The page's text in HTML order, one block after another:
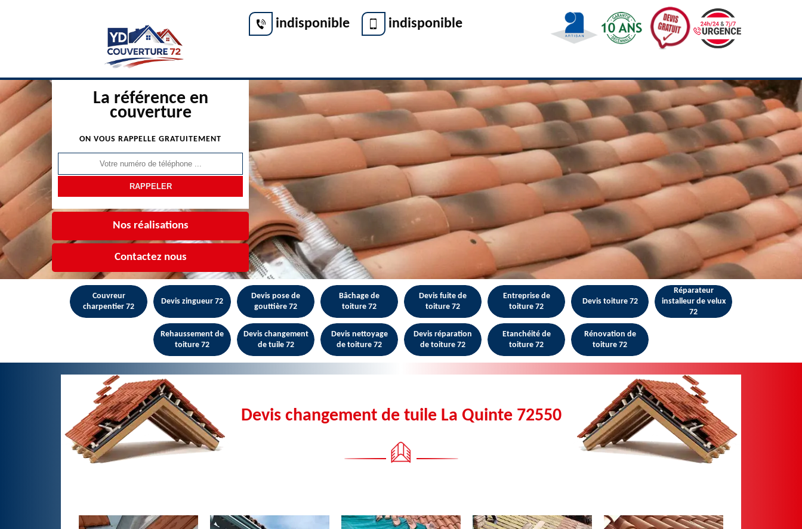
indisponible indisponible
La référence en
couverture
ON VOUS RAPPELLE GRATUITEMENT
Nos réalisations
Contactez nous
Couvreur
charpentier 72
Devis zingueur 72
Devis pose de
gouttière 72
Bâchage de
toiture 72
Devis fuite de
toiture 72
Entreprise de
toiture 72
Devis toiture 72
Réparateur
installeur de velux
72
Rehaussement de
toiture 72
Devis changement
de tuile 72
Devis nettoyage
de toiture 72
Devis réparation
de toiture 72
Etanchéité de
toiture 72
Rénovation de
toiture 72
Devis changement de tuile La Quinte 72550